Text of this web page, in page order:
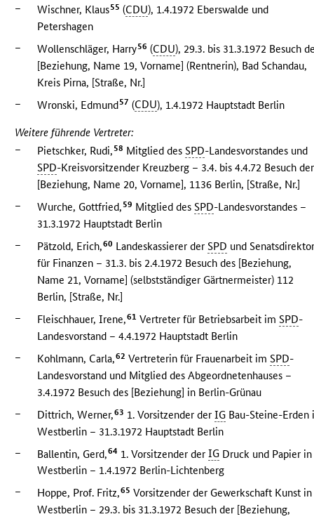
–
Wischner, Klaus55 (CDU), 1.4.1972 Eberswalde und
Petershagen
–
Wollenschläger, Harry56 (CDU), 29.3. bis 31.3.1972 Besuch
[Beziehung, Name 19, Vorname] (Rentnerin), Bad Schandau,
Kreis Pirna, [Straße, Nr.]
–
Wronski, Edmund57 (CDU), 1.4.1972 Hauptstadt Berlin
Weitere führende Vertreter:
–
Pietschker, Rudi,58 Mitglied desSPD-Landesvorstandes und
SPD-Kreisvorsitzender Kreuzberg – 3.4. bis 4.4.72 Besuch der
[Beziehung, Name 20, Vorname], 1136 Berlin, [Straße, Nr.]
–
Wurche, Gottfried,59 Mitglied desSPD-Landesvorstandes –
31.3.1972 Hauptstadt Berlin
–
Pätzold, Erich,60 Landeskassierer derSPD und
für Finanzen – 31.3. bis 2.4.1972 Besuch des [Beziehung,
Name 21, Vorname] (selbstständiger Gärtnermeister) 112
Berlin, [Straße, Nr.]
–
Fleischhauer, Irene,61 Vertreter für Betriebsarbeit imSPD-
Landesvorstand – 4.4.1972 Hauptstadt Berlin
–
Kohlmann, Carla,62 Vertreterin für Frauenarbeit imSPD-
Landesvorstand und Mitglied des Abgeordnetenhauses –
3.4.1972 Besuch des [Beziehung] in Berlin-Grünau
–
Dittrich, Werner,63 1. Vorsitzender derIG Bau-Steine-Erden
Westberlin – 31.3.1972 Hauptstadt Berlin
–
Ballentin, Gerd,64 1. Vorsitzender derIG Druck und Papier in
Westberlin – 1.4.1972 Berlin-Lichtenberg
–
Hoppe, Prof. Fritz,65 Vorsitzender der Gewerkschaft Kunst in
Westberlin – 29.3. bis 31.3.1972 Besuch der [Beziehung,